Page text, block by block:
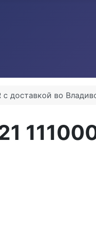
с доставкой во